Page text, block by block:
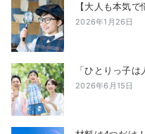
【大人も本気
2026年1月26日
「ひとりっ子
2026年6月15日